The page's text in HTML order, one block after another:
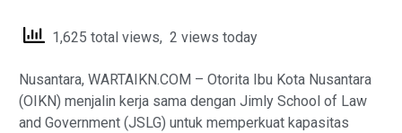
1,625 total views, 2 views today
Nusantara, WARTAIKN.COM – Otorita Ibu Kota Nusantara
(OIKN) menjalin kerja sama dengan Jimly School of Law
and Government (JSLG) untuk memperkuat kapasitas